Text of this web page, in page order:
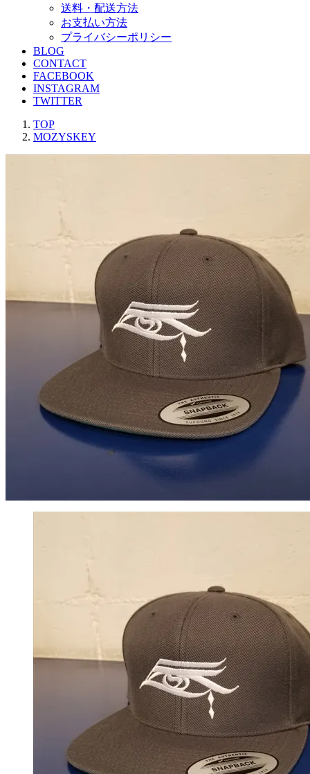
送料・配送方法
お支払い方法
プライバシーポリシー
BLOG
CONTACT
FACEBOOK
INSTAGRAM
TWITTER
TOP
MOZYSKEY